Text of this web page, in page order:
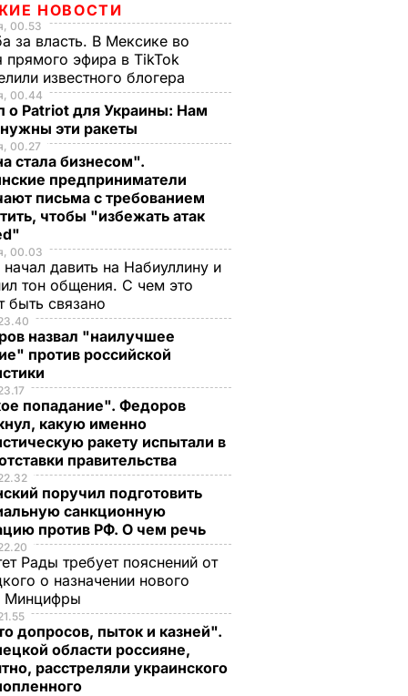
НОВОСТИ
00.53
за власть. В Мексике во
прямого эфира в TikTok
известного блогера
00.44
о Patriot для Украины: Нам
эти ракеты
00.27
стала бизнесом".
предприниматели
письма с требованием
чтобы "избежать атак
00.03
начал давить на Набиуллину и
тон общения. С чем это
быть связано
назвал "наилучшее
против российской
попадание". Федоров
какую именно
ракету испытали в
правительства
поручил подготовить
санкционную
против РФ. О чем речь
Рады требует пояснений от
о назначении нового
Минцифры
допросов, пыток и казней".
области россияне,
расстреляли украинского